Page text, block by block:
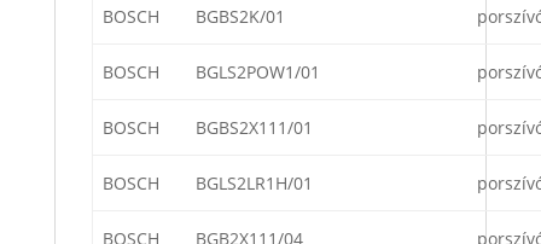
BOSCH BGBS2K/01
BOSCH BGLS2POW1/01
BOSCH BGBS2X111/01
BOSCH BGLS2LR1H/01
BOSCH BGB2X111/04